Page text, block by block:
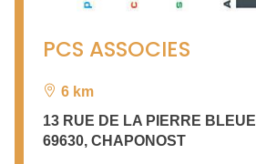
PCS ASSOCIES
6 km
13 RUE DE LA PIERRE BLEUE
69630, CHAPONOST